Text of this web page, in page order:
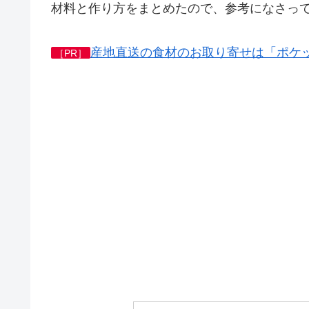
材料と作り方をまとめたので、参考になさっ
［PR］ 産地直送の食材のお取り寄せは「ポケ